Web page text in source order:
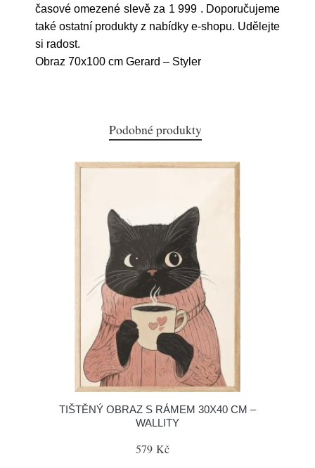
časové omezené slevě za 1 999 . Doporučujeme
také ostatní produkty z nabídky e-shopu. Udělejte
si radost.
Obraz 70x100 cm Gerard – Styler
Podobné produkty
TIŠTĚNÝ OBRAZ S RÁMEM 30X40 CM –
WALLITY
579 Kč